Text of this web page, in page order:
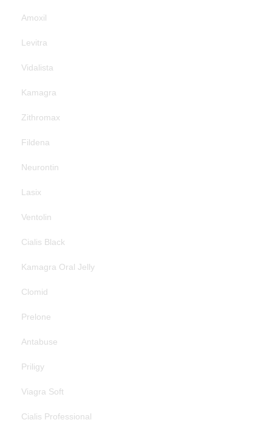
Amoxil
Levitra
Vidalista
Kamagra
Zithromax
Fildena
Neurontin
Lasix
Ventolin
Cialis Black
Kamagra Oral Jelly
Clomid
Prelone
Antabuse
Priligy
Viagra Soft
Cialis Professional